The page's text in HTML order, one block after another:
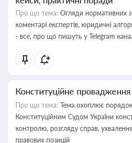
Про що тема: Огляди нормативних
коментарі експертів, юридичні
- все, про що пишуть у Telegram
Конституційне провадження
Про що тема: Тема охоплює порядок
Конституційним Судом України
контролю, розгляду справ,
правових позицій